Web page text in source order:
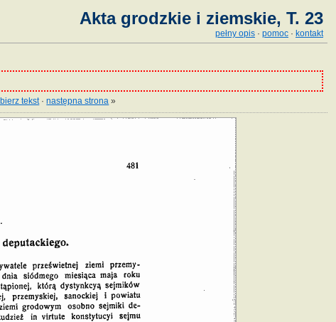
Akta grodzkie i ziemskie, T. 23
pełny opis · pomoc · kontakt
tekst·następna strona »